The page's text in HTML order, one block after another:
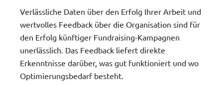
Verlässliche Daten über den Erfolg Ihrer Arbeit und
wertvolles Feedback über die Organisation sind für
den Erfolg künftiger Fundraising-Kampagnen
unerlässlich. Das Feedback liefert direkte
Erkenntnisse darüber, was gut funktioniert und wo
Optimierungsbedarf besteht.